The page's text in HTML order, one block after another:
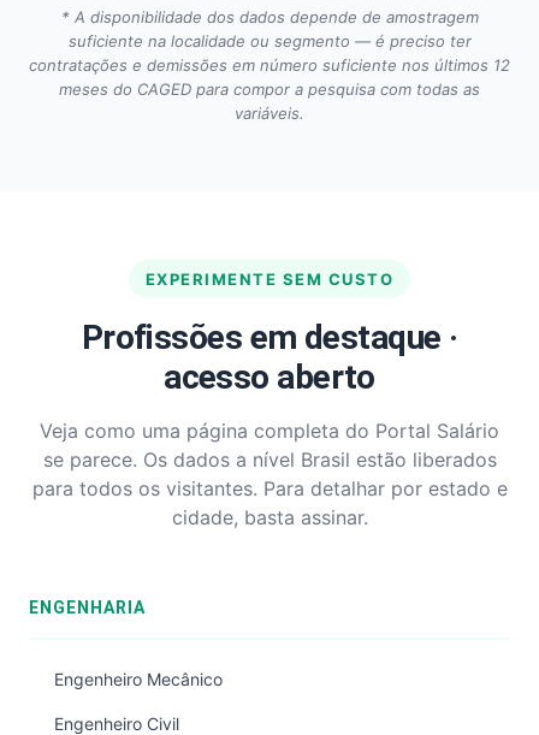
* A disponibilidade dos dados depende de amostragem
suficiente na localidade ou segmento — é preciso ter
contratações e demissões em número suficiente nos últimos 12
meses do CAGED para compor a pesquisa com todas as
variáveis.
EXPERIMENTE SEM CUSTO
Profissões em destaque ·
acesso aberto
Veja como uma página completa do Portal Salário
se parece. Os dados a nível Brasil estão liberados
para todos os visitantes. Para detalhar por estado e
cidade, basta assinar.
ENGENHARIA
Engenheiro Mecânico
Engenheiro Civil